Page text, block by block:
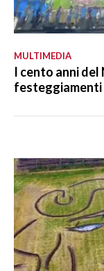
MULTIMEDIA
I cento anni del
festeggiamenti